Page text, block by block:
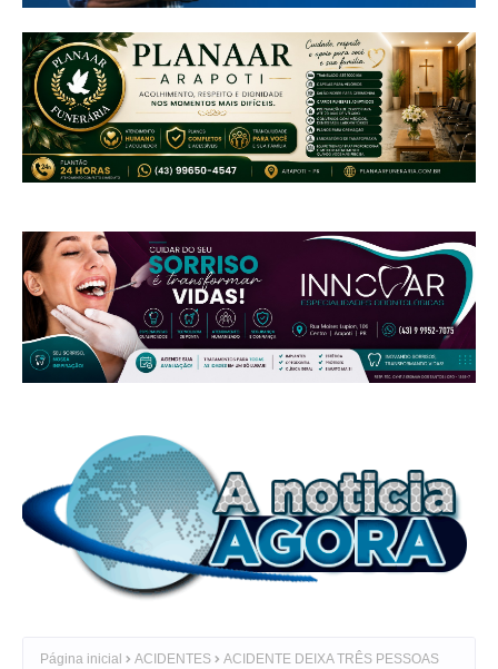
Página inicial ACIDENTES
ACIDENTE DEIXA TRÊS PESSOAS